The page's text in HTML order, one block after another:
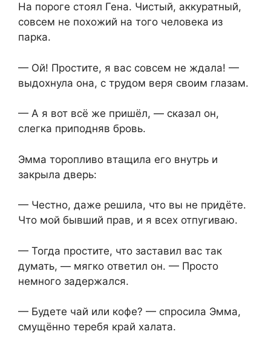
На пороге стоял Гена. Чистый, аккуратный,
совсем не похожий на того человека из
парка.
— Ой! Простите, я вас совсем не ждала! —
выдохнула она, с трудом веря своим глазам.
— А я вот всё же пришёл, — сказал он,
слегка приподняв бровь.
Эмма торопливо втащила его внутрь и
закрыла дверь:
— Честно, даже решила, что вы не придёте.
Что мой бывший прав, и я всех отпугиваю.
— Тогда простите, что заставил вас так
думать, — мягко ответил он. — Просто
немного задержался.
— Будете чай или кофе? — спросила Эмма,
смущённо теребя край халата.